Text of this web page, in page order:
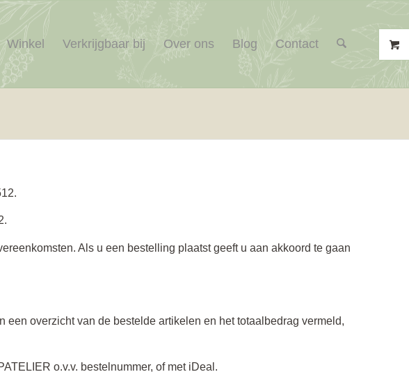
Winkel Verkrijgbaar bij Over ons Blog Contact
Als u een bestelling plaatst geeft u aan akkoord te gaan
overzicht van de bestelde artikelen en het totaalbedrag vermeld,
o.v.v. bestelnummer, of met iDeal.